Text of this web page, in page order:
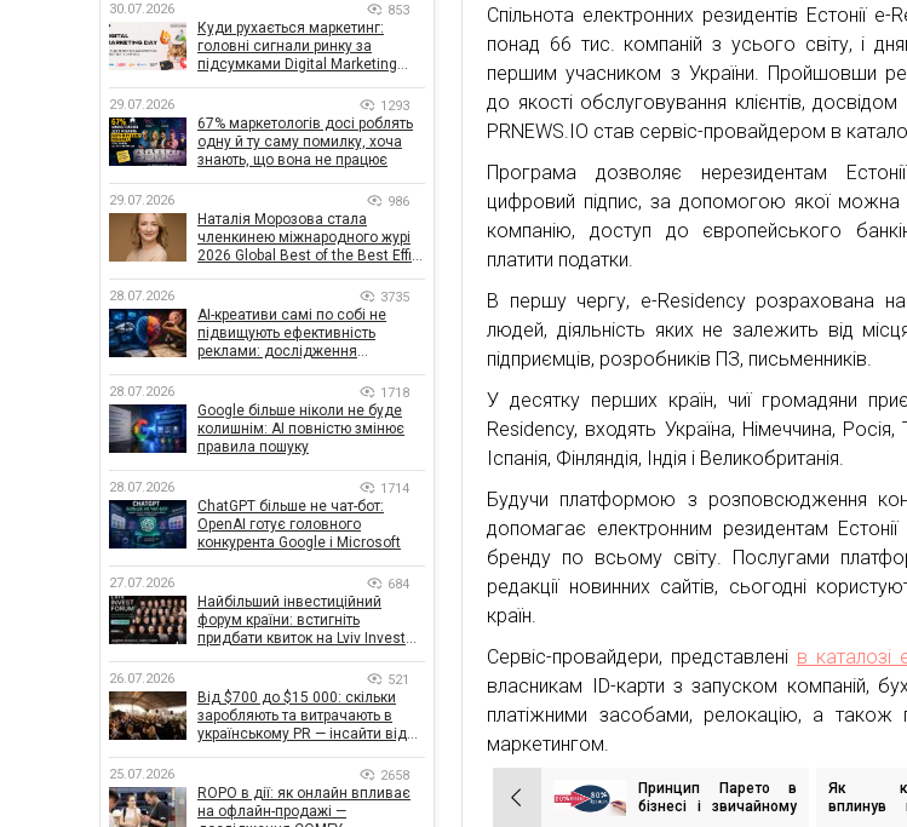
Спільнота електронних резидентів Естонії e-
понад 66 тис. компаній з усього світу, і
першим учасником з України. Пройшовши
до якості обслуговування клієнтів,
PRNEWS.IO став сервіс-провайдером в
Програма дозволяє нерезидентам
цифровий підпис, за допомогою якої можна
компанію, доступ до європейського
платити податки.
В першу чергу, e-Residency розрахована на
людей, діяльність яких не залежить від
підприємців, розробників ПЗ, письменників.
У десятку перших країн, чиї громадяни
Residency, входять Україна, Німеччина, Росія,
Іспанія, Фінляндія, Індія і Великобританія.
Будучи платформою з розповсюдження
допомагає електронним резидентам Естонії
бренду по всьому світу. Послугами
редакції новинних сайтів, сьогодні
країн.
Сервіс-провайдери, представлені в каталозі
власникам ID-карти з запуском компаній,
платіжними засобами, релокацію, а також
маркетингом.
Навігація
Принцип Парето в
бізнесі і звичайному
Як
вплинув
30.07.2026 853
Куди рухається маркетинг:
головні сигнали ринку за
підсумками Digital Marketing
29.07.2026 1293
67% маркетологів досі роблять
одну й ту саму помилку, хоча
знають, що вона не працює
29.07.2026 986
Наталія Морозова стала
членкинею міжнародного журі
2026 Global Best of the Best Effie
28.07.2026 3735
AI-креативи самі по собі не
підвищують ефективність
реклами: дослідження
впливає на ефективність
кампаній
28.07.2026 1718
Google більше ніколи не буде
колишнім: AI повністю змінює
правила пошуку
28.07.2026 1714
ChatGPT більше не чат-бот:
OpenAI готує головного
конкурента Google і Microsoft
27.07.2026 684
Найбільший інвестиційний
форум країни: встигніть
придбати квиток на Lviv Invest
26.07.2026 521
Від $700 до $15 000: скільки
заробляють та витрачають в
українському PR — інсайти від
25.07.2026 2658
ROPO в дії: як онлайн впливає
на офлайн-продажі —